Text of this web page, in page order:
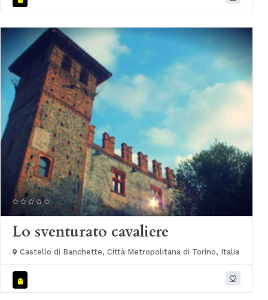
Lo sventurato cavaliere
Castello di Banchette, Città Metropolitana di Torino, Italia